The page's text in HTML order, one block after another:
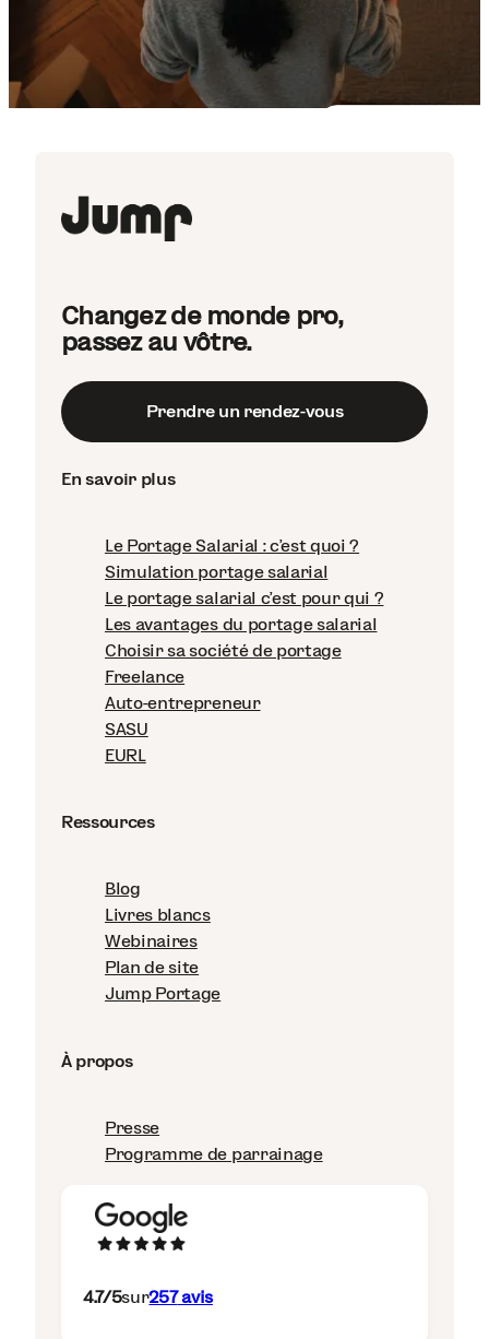
Changez de monde pro,
passez au vôtre.
Prendre un rendez-vous
En savoir plus
Le Portage Salarial : c'est quoi ?
Simulation portage salarial
Le portage salarial c'est pour qui ?
Les avantages du portage salarial
Choisir sa société de portage
Freelance
Auto-entrepreneur
SASU
EURL
Ressources
Blog
Livres blancs
Webinaires
Plan de site
Jump Portage
À propos
Presse
Programme de parrainage
4.7/5sur257avis